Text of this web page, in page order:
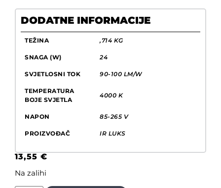
DODATNE INFORMACIJE
TEŽINA ,714 KG
SNAGA (W) 24
SVJETLOSNI TOK 90-100 LM/W
TEMPERATURA
BOJE SVJETLA
4000 K
NAPON 85-265 V
PROIZVOĐAČ IR LUKS
13,55 €
Na zalihi